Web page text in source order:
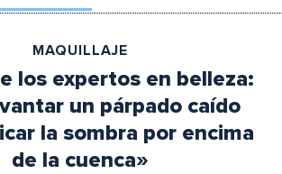
MAQUILLAJE
los expertos en belleza:
un párpado caído
la sombra por encima
de la cuenca»